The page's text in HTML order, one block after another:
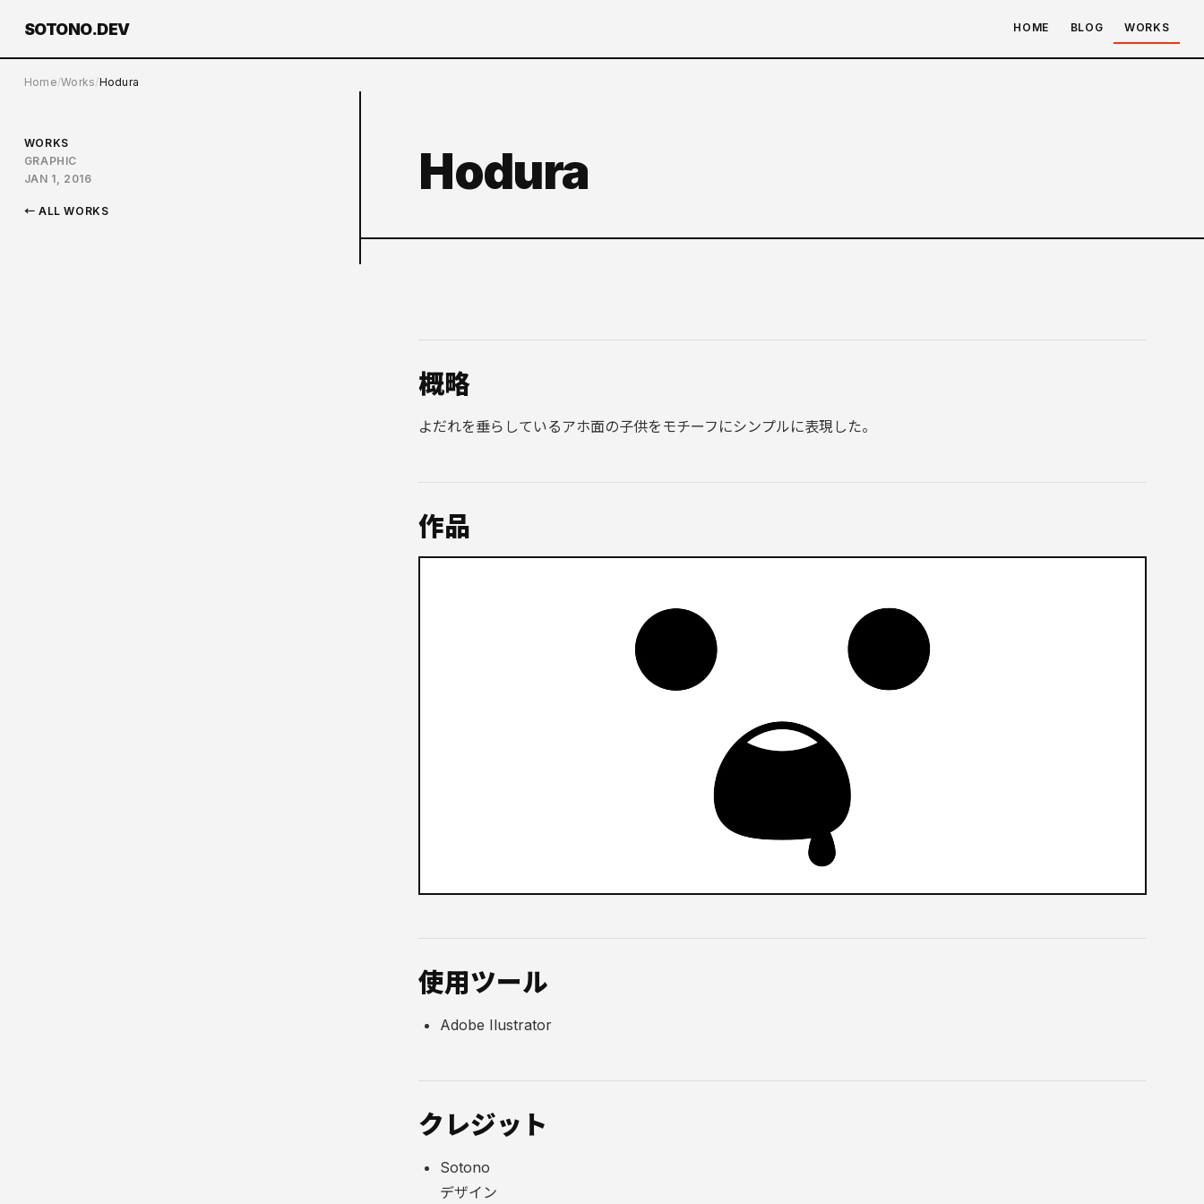
SOTONO.DEV HOME BLOG WORKS
Home Works Hodura
WORKS
GRAPHIC
JAN 1, 2016
← ALL WORKS
Hodura
概略
よだれを垂らしているアホ面の子供をモチーフにシンプルに表現した。
作品
使用ツール
Adobe Ilustrator
クレジット
Sotono
デザイン